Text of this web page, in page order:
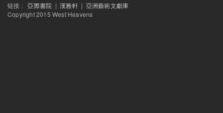
链接 :亞際書院 |漢雅軒 | 亞洲藝術文獻庫
Copyright 2015 West Heavens